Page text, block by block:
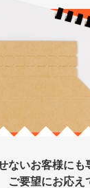
ないお客様にも
ご要望にお応え